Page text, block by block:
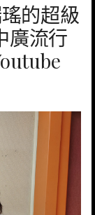
的超級
廣流行